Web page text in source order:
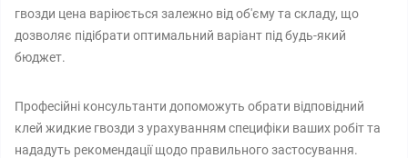
гвозди цена варіюється залежно від об'єму та складу, що
дозволяє підібрати оптимальний варіант під будь-який
бюджет.
Професійні консультанти допоможуть обрати відповідний
клей жидкие гвозди з урахуванням специфіки ваших робіт та
нададуть рекомендації щодо правильного застосування.